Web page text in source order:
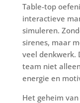
Table-top
interactieve
simuleren.
sirenes, maar
veel denkwerk.
team niet
energie en
Het geheim